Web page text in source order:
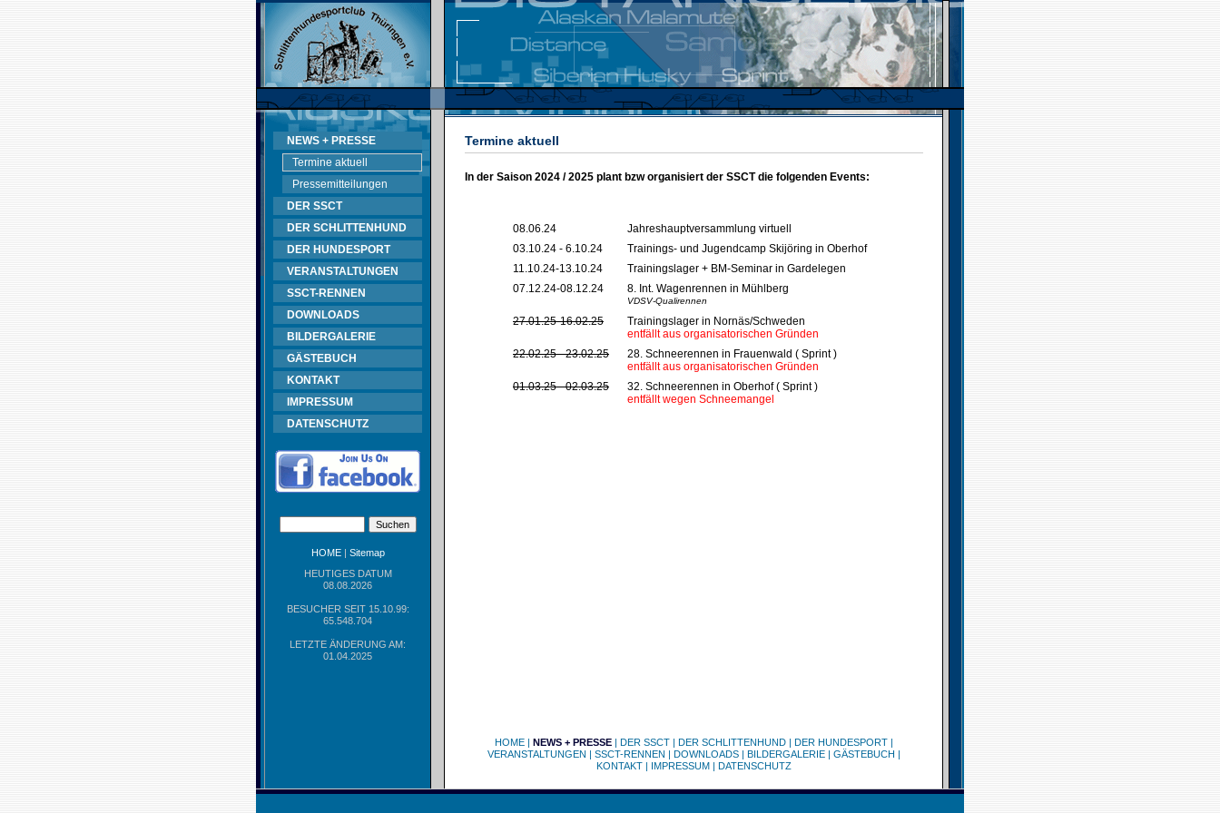
NEWS + PRESSE
Termine aktuell
Pressemitteilungen
DER SSCT
DER SCHLITTENHUND
DER HUNDESPORT
VERANSTALTUNGEN
SSCT-RENNEN
DOWNLOADS
BILDERGALERIE
GÄSTEBUCH
KONTAKT
IMPRESSUM
DATENSCHUTZ
HOME| Sitemap
HEUTIGES DATUM
08.08.2026
BESUCHER SEIT 15.10.99:
65.548.704
LETZTE ÄNDERUNG AM:
01.04.2025
Termine aktuell
In der Saison 2024 / 2025 plant bzw organisiert der SSCT die folgenden Events:
08.06.24
Jahreshauptversammlung virtuell
03.10.24 - 6.10.24
Trainings- und Jugendcamp Skijöring in Oberhof
11.10.24-13.10.24
Trainingslager + BM-Seminar in Gardelegen
07.12.24-08.12.24
8. Int. Wagenrennen in Mühlberg
VDSV-Qualirennen
27.01.25-16.02.25
Trainingslager in Nornäs/Schweden
entfällt aus organisatorischen Gründen
22.02.25 - 23.02.25
28. Schneerennen in Frauenwald ( Sprint )
entfällt aus organisatorischen Gründen
01.03.25 - 02.03.25
32. Schneerennen in Oberhof ( Sprint )
entfällt wegen Schneemangel
HOME| NEWS + PRESSE| DER SSCT| DER SCHLITTENHUND| DER HUNDESPORT|
VERANSTALTUNGEN | SSCT-RENNEN | DOWNLOADS| BILDERGALERIE| GÄSTEBUCH |
KONTAKT| IMPRESSUM| DATENSCHUTZ